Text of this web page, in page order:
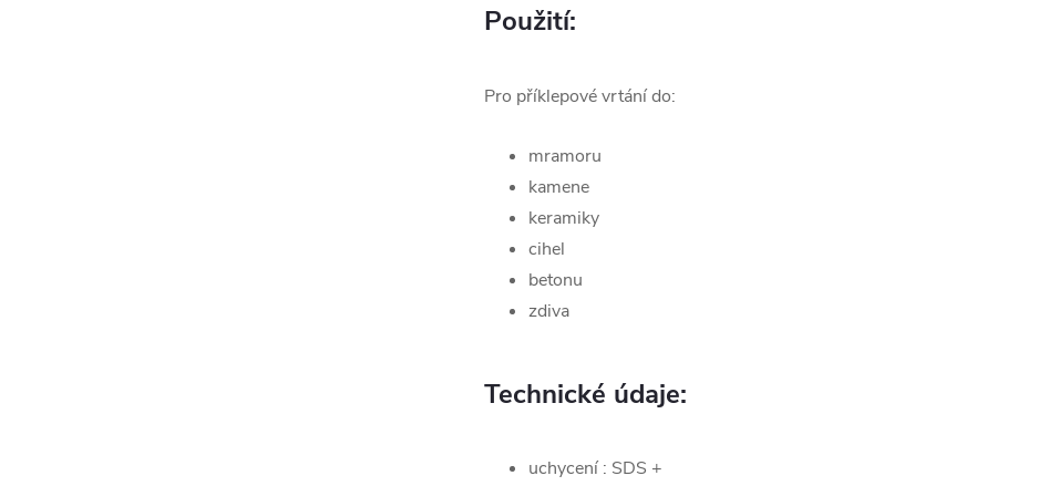
Použití:
Pro příklepové vrtání do:
mramoru
kamene
keramiky
cihel
betonu
zdiva
Technické údaje:
uchycení : SDS +